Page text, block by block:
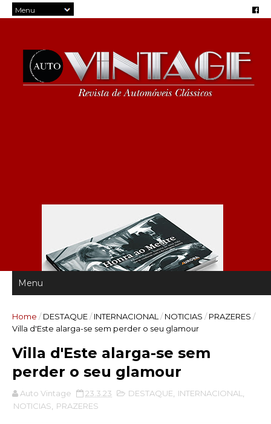
Home / DESTAQUE/ INTERNACIONAL / NOTICIAS / PRAZERES /
Villa d'Este alarga-se sem perder o seu glamour
Villa d'Este alarga-se sem
perder o seu glamour
Auto Vintage 23.3.23 DESTAQUE INTERNACIONAL
NOTICIAS
PRAZERES